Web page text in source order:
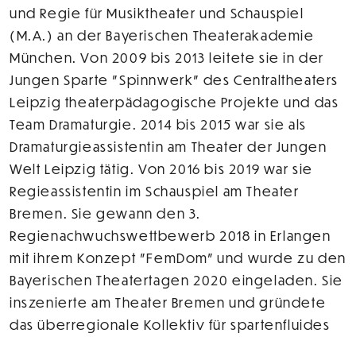
und Regie für Musiktheater und Schauspiel
(M.A.) an der Bayerischen Theaterakademie
München. Von 2009 bis 2013 leitete sie in der
Jungen Sparte "Spinnwerk" des Centraltheaters
Leipzig theaterpädagogische Projekte und das
Team Dramaturgie. 2014 bis 2015 war sie als
Dramaturgieassistentin am Theater der Jungen
Welt Leipzig tätig. Von 2016 bis 2019 war sie
Regieassistentin im Schauspiel am Theater
Bremen. Sie gewann den 3.
Regienachwuchswettbewerb 2018 in Erlangen
mit ihrem Konzept "FemDom" und wurde zu den
Bayerischen Theatertagen 2020 eingeladen. Sie
inszenierte am Theater Bremen und gründete
das überregionale Kollektiv für spartenfluides